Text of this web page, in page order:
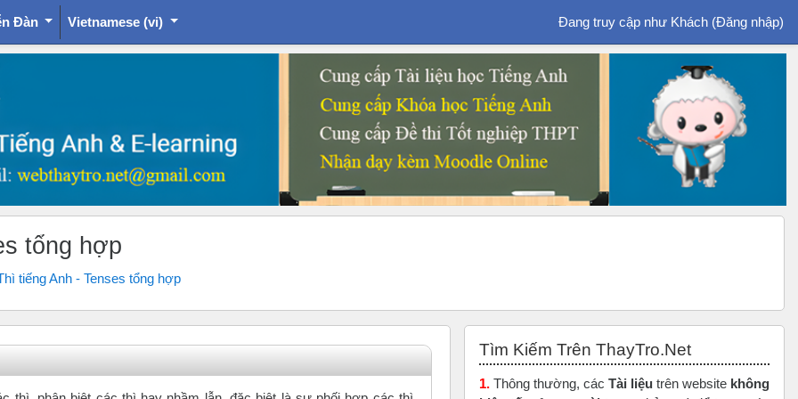
Đàn Vietnamese ‎(vi)‎ Đang truy cập như Khách (Đăng nhập)
tổng hợp
tiếng Anh - Tenses tổng hợp
Tìm Kiếm Trên ThayTro.Net
1. Thông thường, các Tài liệu trên website không